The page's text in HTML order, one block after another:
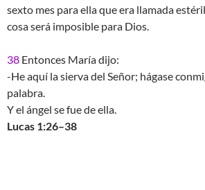
sexto mes para ella que era llamada
cosa será imposible para Dios.
38 Entonces María dijo:
-He aquí la sierva del Señor; hágase
palabra.
Y el ángel se fue de ella.
Lucas 1:26–38